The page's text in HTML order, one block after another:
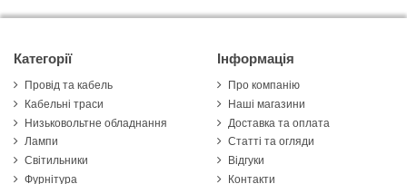
Категорії
Провід та кабель
Кабельні траси
Низьковольтне обладнання
Лампи
Світильники
Фурнітура
Інформація
Про компанію
Наші магазини
Доставка та оплата
Статті та огляди
Відгуки
Контакти